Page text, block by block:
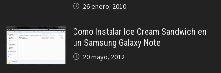
26 enero, 2010
Como Instalar Ice Cream Sandwich en
un Samsung Galaxy Note
20 mayo, 2012